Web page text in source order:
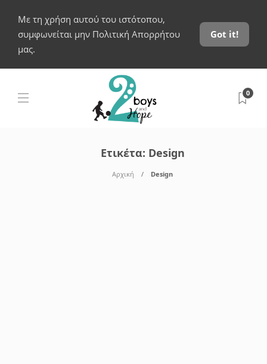
Με τη χρήση αυτού του ιστότοπου,
συμφωνείται μην Πολιτική Απορρήτου
μας.
Got it!
0
Ετικέτα: Design
Αρχική Design